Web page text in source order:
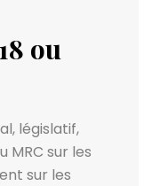
ou
législatif,
MRC sur les
sur les